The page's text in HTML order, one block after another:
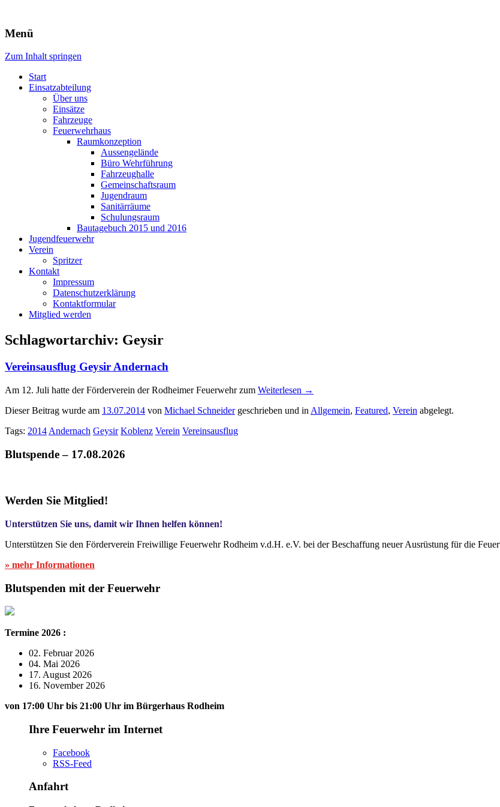
Freiwillige Feuerwehr Rodheim v.d.H.
Menü
Zum Inhalt springen
Start
Einsatzabteilung
Über uns
Einsätze
Fahrzeuge
Feuerwehrhaus
Raumkonzeption
Aussengelände
Büro Wehrführung
Fahrzeughalle
Gemeinschaftsraum
Jugendraum
Sanitärräume
Schulungsraum
Bautagebuch 2015 und 2016
Jugendfeuerwehr
Verein
Spritzer
Kontakt
Impressum
Datenschutzerklärung
Kontaktformular
Mitglied werden
Schlagwortarchiv: Geysir
Vereinsausflug Geysir Andernach
Am 12. Juli hatte der Förderverein der Rodheimer Feuerwehr zum Weiterlesen →
Dieser Beitrag wurde am 13.07.2014 von Michael Schneidergeschrieben und in Allgemein, Featured, Verein abgelegt.
Tags: 2014 Andernach Geysir Koblenz Verein Vereinsausflug
Blutspende – 17.08.2026
Werden Sie Mitglied!
Unterstützen Sie uns, damit wir Ihnen helfen können!
Unterstützen Sie den Förderverein Freiwillige Feuerwehr Rodheim v.d.H. e.V. bei der Beschaffung neuer Ausrüstung für die
» mehr Informationen
Blutspenden mit der Feuerwehr
Termine 2026 :
02. Februar 2026
04. Mai 2026
17. August 2026
16. November 2026
von 17:00 Uhr bis 21:00 Uhr im Bürgerhaus Rodheim
Ihre Feuerwehr im Internet
Facebook
RSS-Feed
Anfahrt